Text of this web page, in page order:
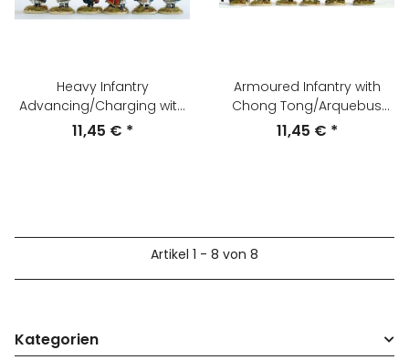
Heavy Infantry
Advancing/Charging with
Swords and Shields
11,45 € *
Armoured Infantry with
Chong Tong/Arquebus
Firing/Loading
11,45 € *
Artikel 1 - 8 von 8
Kategorien